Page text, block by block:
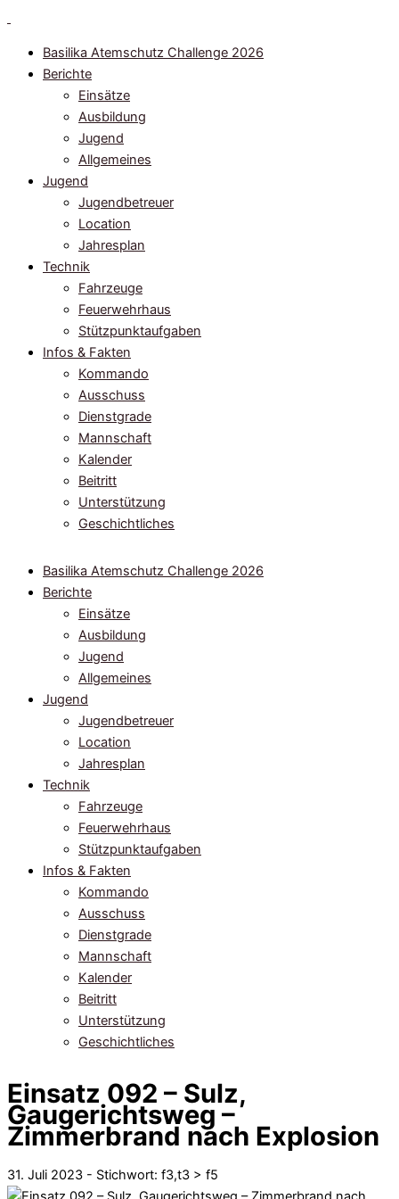
springenBasilika Atemschutz Challenge 2026
Berichte
Einsätze
Ausbildung
Jugend
Allgemeines
Jugend
Jugendbetreuer
Location
Jahresplan
Technik
Fahrzeuge
Feuerwehrhaus
Stützpunktaufgaben
Infos & Fakten
Kommando
Ausschuss
Dienstgrade
Mannschaft
Kalender
Beitritt
Unterstützung
Geschichtliches
Basilika Atemschutz Challenge 2026
Berichte
Einsätze
Ausbildung
Jugend
Allgemeines
Jugend
Jugendbetreuer
Location
Jahresplan
Technik
Fahrzeuge
Feuerwehrhaus
Stützpunktaufgaben
Infos & Fakten
Kommando
Ausschuss
Dienstgrade
Mannschaft
Kalender
Beitritt
Unterstützung
Geschichtliches
Einsatz 092 – Sulz,
Gaugerichtsweg –
Zimmerbrand nach Explosion
31. Juli 2023 - Stichwort: f3,t3 > f5